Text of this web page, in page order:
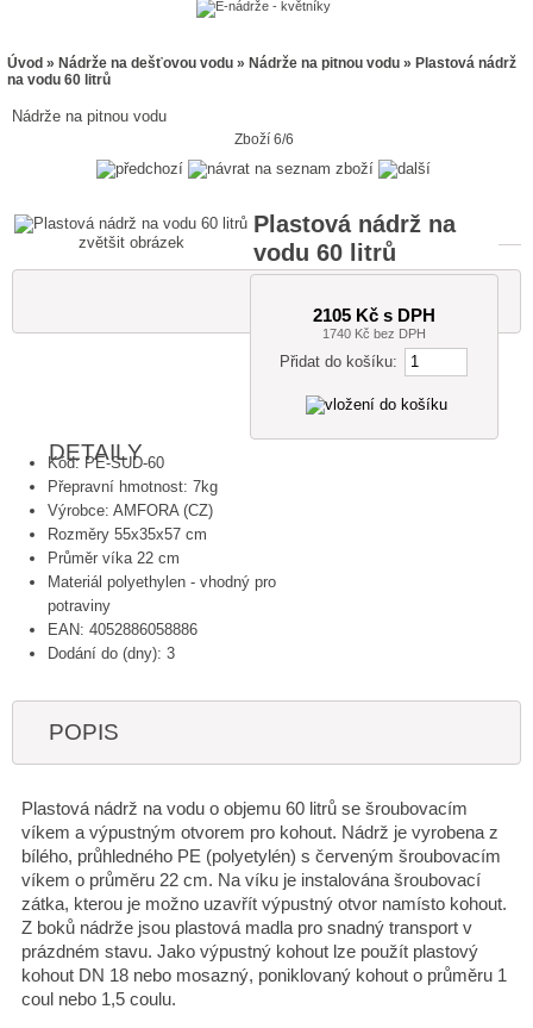
Úvod » Nádrže na dešťovou vodu » Nádrže na pitnou vodu » Plastová nádrž
na vodu 60 litrů
Nádrže na pitnou vodu
Zboží 6/6
zvětšit obrázek
Plastová nádrž na
vodu 60 litrů
2105 Kč s DPH
1740 Kč bez DPH
Přidat do košíku:
DETAILY
Kód: PE-SUD-60
Přepravní hmotnost: 7kg
Výrobce: AMFORA (CZ)
Rozměry 55x35x57 cm
Průměr víka 22 cm
Materiál polyethylen - vhodný pro
potraviny
EAN: 4052886058886
Dodání do (dny): 3
POPIS
Plastová nádrž na vodu o objemu 60 litrů se šroubovacím
víkem a výpustným otvorem pro kohout. Nádrž je vyrobena z
bílého, průhledného PE (polyetylén) s červeným šroubovacím
víkem o průměru 22 cm. Na víku je instalována šroubovací
zátka, kterou je možno uzavřít výpustný otvor namísto kohout.
Z boků nádrže jsou plastová madla pro snadný transport v
prázdném stavu. Jako výpustný kohout lze použít plastový
kohout DN 18 nebo mosazný, poniklovaný kohout o průměru 1
coul nebo 1,5 coulu.